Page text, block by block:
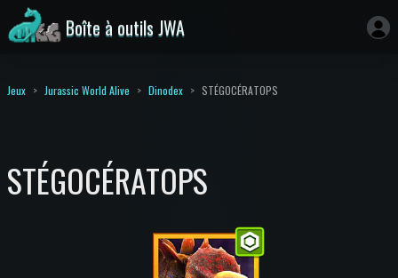
Boîte à outils JWA
Jeux Jurassic World Alive Dinodex STÉGOCÉRATOPS
STÉGOCÉRATOPS